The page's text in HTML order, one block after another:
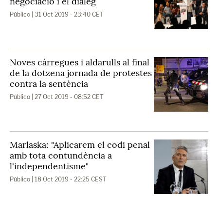
Público | 31 Oct 2019 - 23:40 CET
Noves càrregues i aldarulls al final
de la dotzena jornada de protestes
contra la sentència
Público | 27 Oct 2019 - 08:52 CET
Marlaska: "Aplicarem el codi penal
amb tota contundència a
l'independentisme"
Público | 18 Oct 2019 - 22:25 CEST